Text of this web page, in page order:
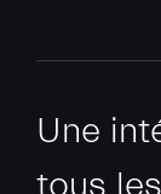
Une
tous